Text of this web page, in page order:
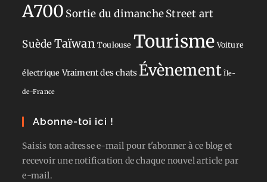
A700 Sortie du dimancheStreet art
SuèdeTaïwan Toulouse Tourisme Voiture
électrique Vraiment des chats Évènement Île-
de-France
Abonne-toi ici !
Saisis ton adresse e-mail pour t'abonner à ce blog et
recevoir une notification de chaque nouvel article par
e-mail.